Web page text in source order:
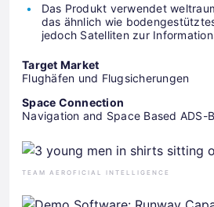
Das Produkt verwendet
das ähnlich wie
jedoch Satelliten zur
Target Market
Flughäfen und Flugsicherungen
Space Connection
Navigation and Space Based ADS-B
TEAM AEROFICIAL INTELLIGENCE